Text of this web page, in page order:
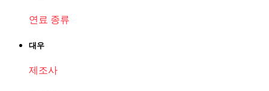
연료 종류
대우
제조사